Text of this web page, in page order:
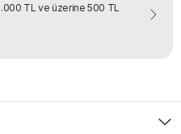
TL ve üzerine 500 TL